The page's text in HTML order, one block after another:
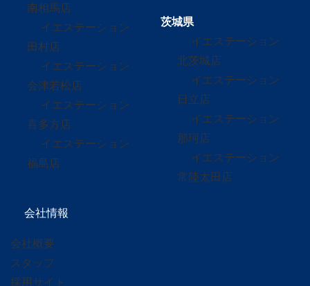
南相馬店
イエステーション
田村店
イエステーション
会津若松店
イエステーション
喜多方店
イエステーション
福島店
茨城県
イエステーション
北茨城店
イエステーション
日立店
イエステーション
那珂店
イエステーション
常陸太田店
会社情報
会社概要
スタッフ
採用サイト